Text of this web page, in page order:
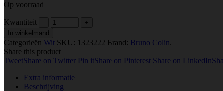
Op voorraad
Kwantiteit
In winkelmand
Categorieën Wit SKU: 1323222 Brand: Bruno Colin.
Share this product
TweetShare on Twitter Pin itShare on Pinterest Share on LinkedIn
Extra informatie
Beschrijving